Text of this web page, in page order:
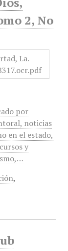
2, No
por
noticias
en el estado,
y
,